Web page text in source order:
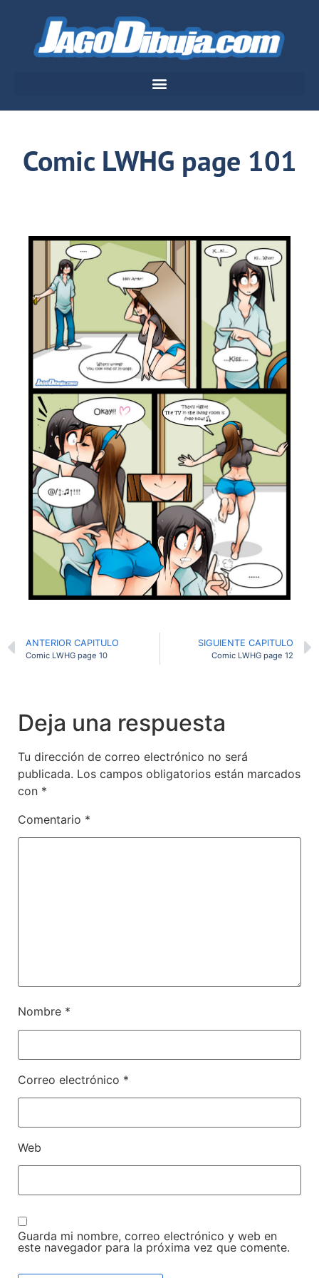
Comic LWHG page 101
ANTERIOR CAPITULO
Comic LWHG page 10
SIGUIENTE CAPITULO
Comic LWHG page 12
Deja una respuesta
Tu dirección de correo electrónico no será
publicada. Los campos obligatorios están marcados
con *
Comentario *
Nombre *
Correo electrónico *
Web
Guarda mi nombre, correo electrónico y web en
este navegador para la próxima vez que comente.